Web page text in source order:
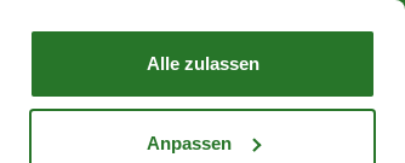
Alle zulassen
Anpassen
Mein KontoStandorte
WARENKORB